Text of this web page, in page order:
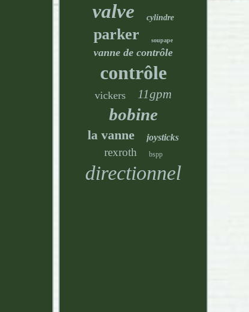
valve cylindre
parker soupape
vanne de contrôle
contrôle
vickers 11gpm
bobine
la vanne joysticks
rexroth bspp
directionnel